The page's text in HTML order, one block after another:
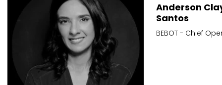
Anderson
Santos
BEBOT - Chief